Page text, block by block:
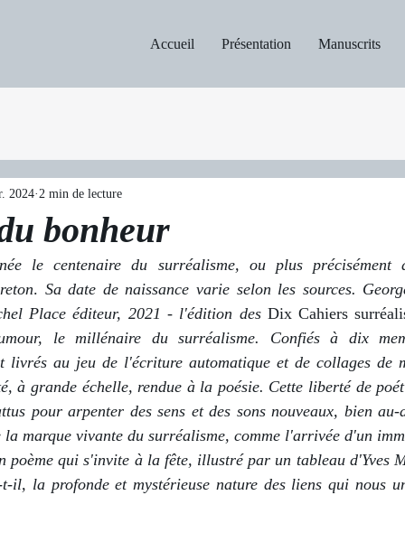
Accueil Présentation Manuscrits
bonheur
2024 2 min de lecture
le centenaire du surréalisme, ou plus
. Sa date de naissance varie selon les sources.
Place éditeur, 2021 - l'édition des Dix Cahiers
le millénaire du surréalisme. Confiés à dix
livrés au jeu de l'écriture automatique et de collages de
à grande échelle, rendue à la poésie. Cette liberté de
pour arpenter des sens et des sons nouveaux, bien au-
marque vivante du surréalisme, comme l'arrivée d'un
poème qui s'invite à la fête, illustré par un tableau d'Yves
il, la profonde et mystérieuse nature des liens qui nous